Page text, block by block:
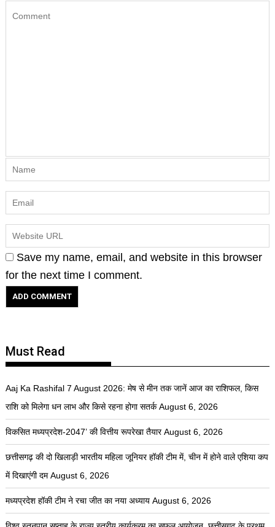
Save my name, email, and website in this browser
for the next time I comment.
Must Read
Aaj Ka Rashifal 7 August 2026: मेष से मीन तक जानें आज का राशिफल, किस
राशि को मिलेगा धन लाभ और किसे रहना होगा सतर्क August 6, 2026
विकसित मध्यप्रदेश-2047’ की वित्तीय रूपरेखा तैयार August 6, 2026
छत्तीसगढ़ की दो खिलाड़ी भारतीय महिला जूनियर हॉकी टीम में, चीन में होने वाले एशिया कप
में दिखाएंगी दम August 6, 2026
मध्यप्रदेश हॉकी टीम ने रचा जीत का नया अध्याय August 6, 2026